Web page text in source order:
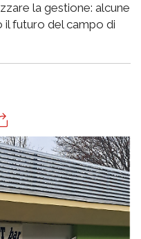
la gestione: alcune
il futuro del campo di